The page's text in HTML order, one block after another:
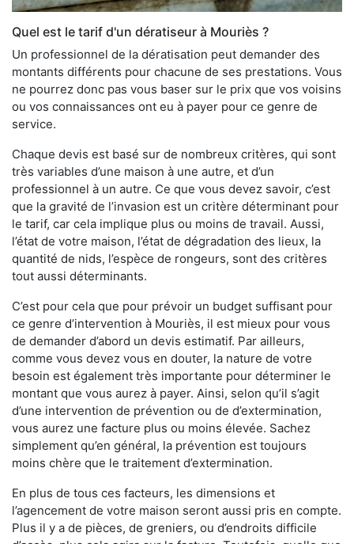
Quel est le tarif d'un dératiseur à Mouriès ?
Un professionnel de la dératisation peut demander des
montants différents pour chacune de ses prestations. Vous
ne pourrez donc pas vous baser sur le prix que vos voisins
ou vos connaissances ont eu à payer pour ce genre de
service.
Chaque devis est basé sur de nombreux critères, qui sont
très variables d’une maison à une autre, et d’un
professionnel à un autre. Ce que vous devez savoir, c’est
que la gravité de l’invasion est un critère déterminant pour
le tarif, car cela implique plus ou moins de travail. Aussi,
l’état de votre maison, l’état de dégradation des lieux, la
quantité de nids, l’espèce de rongeurs, sont des critères
tout aussi déterminants.
C’est pour cela que pour prévoir un budget suffisant pour
ce genre d’intervention à Mouriès, il est mieux pour vous
de demander d’abord un devis estimatif. Par ailleurs,
comme vous devez vous en douter, la nature de votre
besoin est également très importante pour déterminer le
montant que vous aurez à payer. Ainsi, selon qu’il s’agit
d’une intervention de prévention ou de d’extermination,
vous aurez une facture plus ou moins élevée. Sachez
simplement qu’en général, la prévention est toujours
moins chère que le traitement d’extermination.
En plus de tous ces facteurs, les dimensions et
l’agencement de votre maison seront aussi pris en compte.
Plus il y a de pièces, de greniers, ou d’endroits difficile